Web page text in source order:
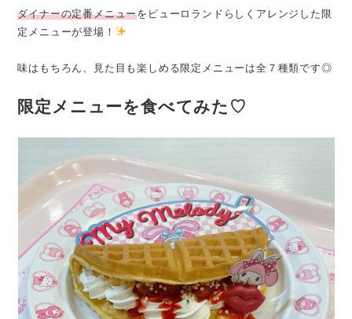
ダイナーの定番メニューをピューロランドらしくアレンジした限
定メニューが登場！
味はもちろん、見た目も楽しめる限定メニューは全７種類です◎
限定メニューを食べてみた♡